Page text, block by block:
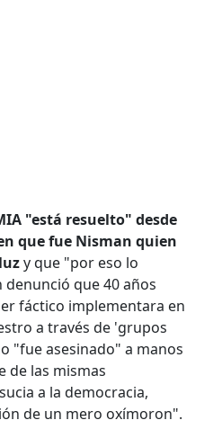
"está resuelto" desde
que fue Nisman quien
y que "por eso lo
que 40 años
fáctico implementara en
a través de 'grupos
"fue asesinado" a manos
de las mismas
a la democracia,
de un mero oxímoron".